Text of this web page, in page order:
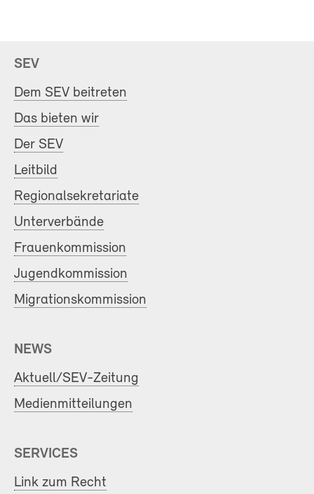
SEV
Dem SEV beitreten
Das bieten wir
Der SEV
Leitbild
Regionalsekretariate
Unterverbände
Frauenkommission
Jugendkommission
Migrationskommission
NEWS
Aktuell/SEV-Zeitung
Medienmitteilungen
SERVICES
Link zum Recht